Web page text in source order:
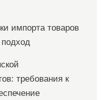
импорта товаров
требования к